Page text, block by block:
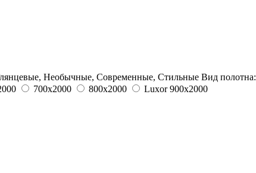
Необычные, Современные, Стильные Вид полотна:
700х2000 800х2000
Luxor 900х2000